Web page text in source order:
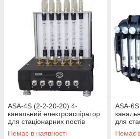
ASA-4S (2-2-20-20) 4-
канальний електроаспіратор
для стаціонарних постів
Немає в наявності
ASA-
для
Немає